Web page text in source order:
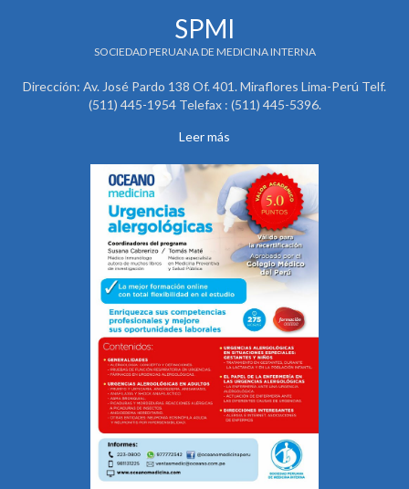
SPMI
SOCIEDAD PERUANA DE MEDICINA INTERNA
Dirección: Av. José Pardo 138 Of. 401. Miraflores Lima-Perú Telf.
(511) 445-1954 Telefax : (511) 445-5396.
Leer más